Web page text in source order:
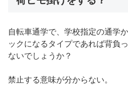
自転車通学で、学校指定の通学
ックになるタイプであれば背負
ないでしょうか？
禁止する意味が分からない。